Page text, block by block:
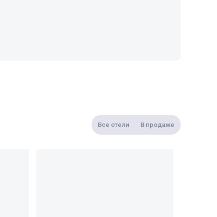
Все отели В продаже